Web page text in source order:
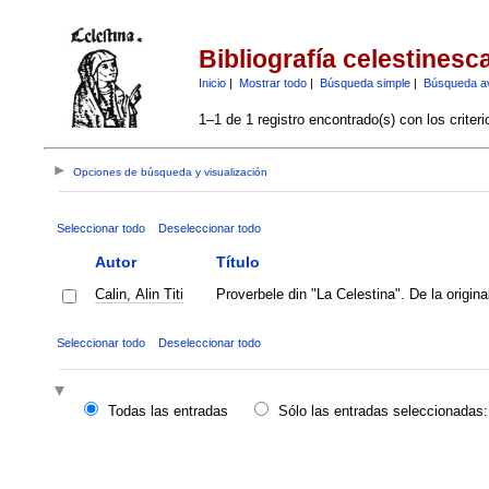
Bibliografía
Inicio| Mostrar todo| Búsqueda simple| Búsqueda
1–1 de 1 registro encontrado(s) con los
Opciones de búsqueda y visualización
Seleccionar todo Deseleccionar todo
Autor Título
Calin, Alin Titi Proverbele din "La Celestina". De la
Seleccionar todo Deseleccionar todo
Todas las entradas
Sólo las entradas seleccionadas: